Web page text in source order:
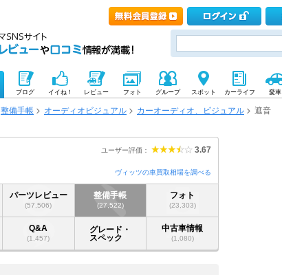
ブログ イイね！ レビュー フォト グループ スポット カーライフ 愛車
整備手帳 オーディオビジュアル カーオーディオ、ビジュアル 遮音
ユーザー評価： 3.67
ヴィッツの車買取相場を調べる
パーツレビュー
(57,506)
整備手帳
(27,522)
フォト
(23,303)
Q&A
(1,457)
グレード・
スペック
中古車情報
(1,080)